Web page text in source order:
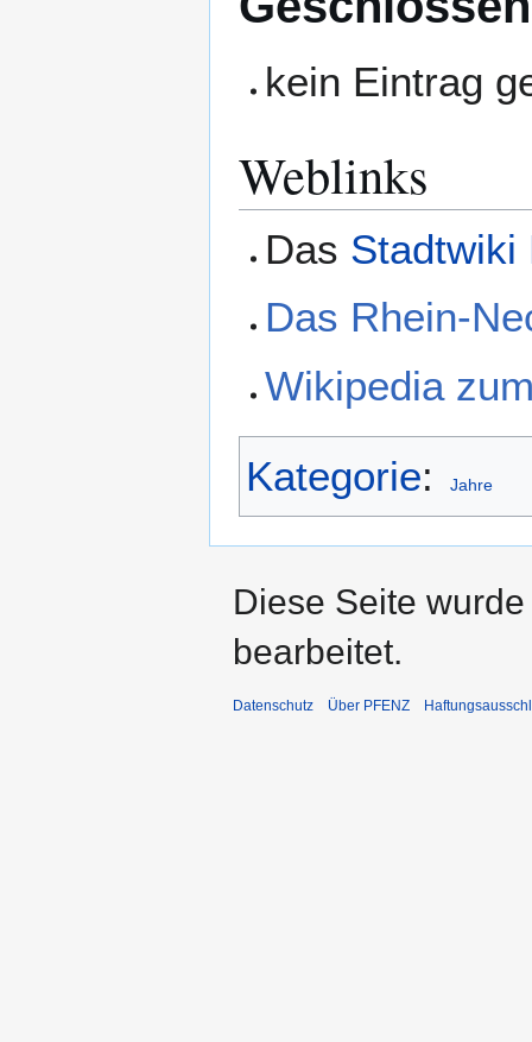
kein Eintrag
Weblinks
Das Stadtwiki
Das Rhein-
Wikipedia
Kategorie: Jahre
Diese Seite
bearbeitet.
Datenschutz Über PFENZ